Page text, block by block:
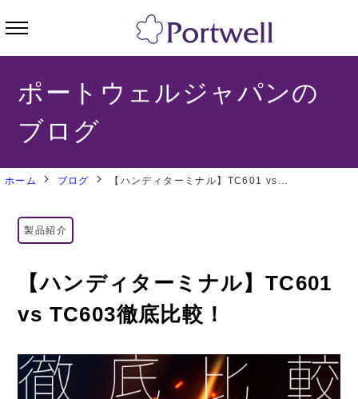
ポートウェルジャパンの
ブログ
ホーム ブログ 【ハンディターミナル】TC601 vs TC603徹底比較！
製品紹介
【ハンディターミナル】TC601
vs TC603徹底比較！